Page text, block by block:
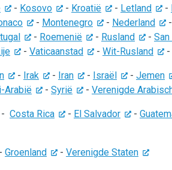
- Kosovo - Kroatië - Letland -
- Montenegro - Nederland -
- Roemenië - Rusland -
- Vaticaanstad - Wit-Rusland -
- Irak - Iran - Israël - Jemen
Arabië - Syrië - Verenigde
- Costa Rica - El Salvador -
- Groenland - Verenigde Staten